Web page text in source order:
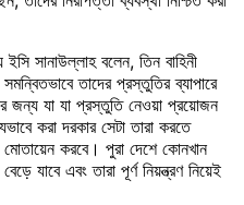
সানাউল্লাহ বলেন, তিন বাহিনী
তাদের প্রস্তুতির ব্যাপারে
জন্য যা যা প্রস্তুতি নেওয়া প্রয়োজন
করা দরকার সেটা তারা করতে
করবে। পুরা দেশে কোনখান
এবং তারা পূর্ণ নিয়ন্ত্রণ নিয়েই